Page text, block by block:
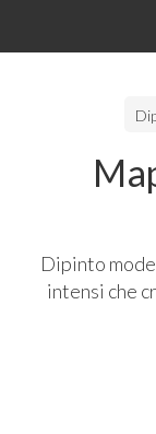
Dipinto
intensi che